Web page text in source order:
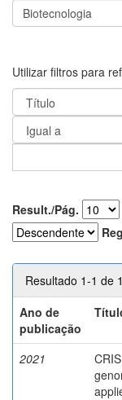
Utilizar filtros para
Result./Pág.
Resultado 1-1 de
Ano de
publicação
2021